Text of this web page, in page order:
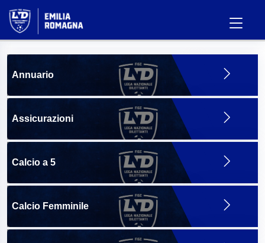
Annuario
Assicurazioni
Calcio a 5
Calcio Femminile